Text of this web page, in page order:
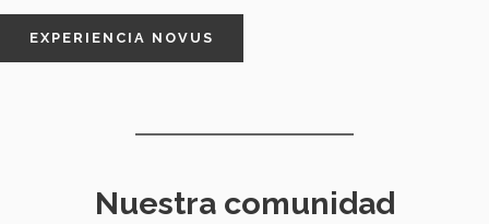
EXPERIENCIA NOVUS
Nuestra comunidad